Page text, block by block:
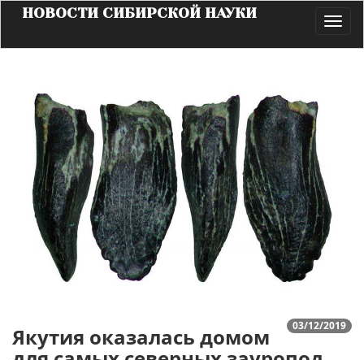
НОВОСТИ СИБИРСКОЙ НАУКИ
03/12/2019
Якутия оказалась домом